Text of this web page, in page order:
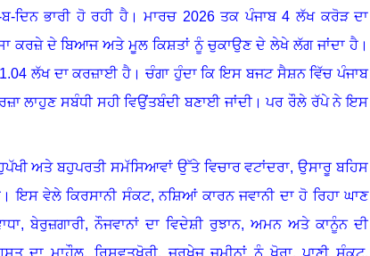
ਦਿਨ ਭਾਰੀ ਹੋ ਰਹੀ ਹੈ।ਮਾਰਚ 2026ਤਕ ਪੰਜਾਬ4 ਲੱਖ ਕਰੋੜ ਦਾ
ਕਰਜ਼ੇ ਦੇ ਬਿਆਜ ਅਤੇ ਮੂਲ ਕਿਸ਼ਤਾਂ ਨੂੰ ਚੁਕਾਉਣ ਦੇ ਲੇਖੇ ਲੱਗ ਜਾਂਦਾ ਹੈ ।
1.04 ਲੱਖ ਦਾ ਕਰਜ਼ਾਈ ਹੈ । ਚੰਗਾ ਹੁੰਦਾ ਕਿ ਇਸ ਬਜਟ ਸੈਸ਼ਨ ਵਿੱਚ ਪੰਜਾਬ
ਲਾਹੁਣ ਸਬੰਧੀ ਸਹੀ ਵਿਉਂਤਬੰਦੀ ਬਣਾਈ ਜਾਂਦੀ।ਪਰ ਰੌਲੇ ਰੱਪੇ ਨੇ ਇਸ
ਅਤੇ ਬਹੁਪਰਤੀ ਸਮੱਸਿਆਵਾਂ ਉੱਤੇ ਵਿਚਾਰ ਵਟਾਂਦਰਾ,ਉਸਾਰੂ ਬਹਿਸ
।ਇਸ ਵੇਲੇ ਕਿਰਸਾਨੀ ਸੰਕਟ,ਨਸ਼ਿਆਂ ਕਾਰਨ ਜਵਾਨੀ ਦਾ ਹੋ ਰਿਹਾ ਘਾਣ
,ਬੇਰੁਜ਼ਗਾਰੀ,ਨੌਜਵਾਨਾਂ ਦਾ ਵਿਦੇਸ਼ੀ ਰੁਝਾਨ, ਅਮਨ ਅਤੇ ਕਾਨੂੰਨ ਦੀ
ਦਾ ਮਾਹੌਲ, ਰਿਸ਼ਵਤਖੋਰੀ,ਜ਼ਰਖੇਜ਼ ਜ਼ਮੀਨਾਂ ਨੂੰ ਖੋਰਾ,ਪਾਣੀ ਸੰਕਟ,